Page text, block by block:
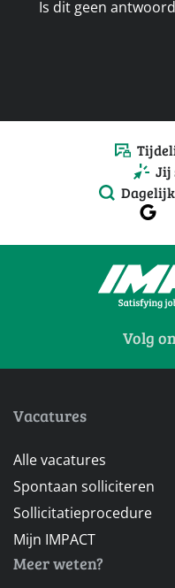
Is dit geen
Jij
Volg
Vacatures
Alle vacatures
Spontaan solliciteren
Sollicitatieprocedure
Mijn IMPACT
Meer weten?